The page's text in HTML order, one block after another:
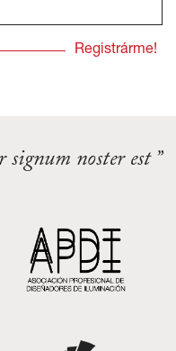
signum noster est ”